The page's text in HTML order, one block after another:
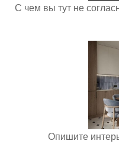
С чем вы тут не
Опишите